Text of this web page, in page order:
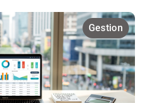
Gestion